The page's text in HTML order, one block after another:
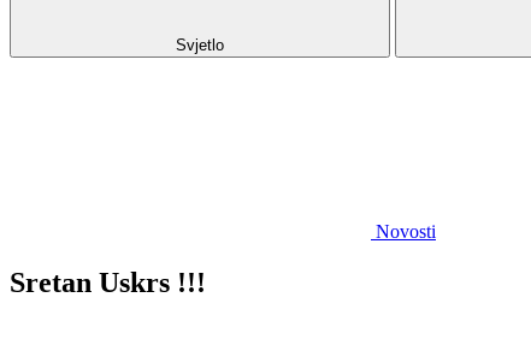
Svjetlo
Novosti
Sretan Uskrs !!!